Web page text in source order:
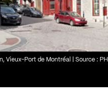
Vieux-Port de Montréal | Source : PHI